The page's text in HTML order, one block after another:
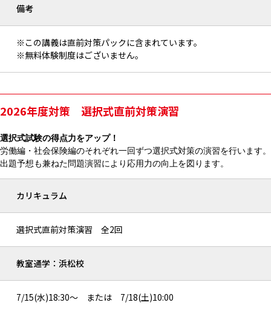
備考
※この講義は直前対策パックに含まれています。
※無料体験制度はございません。
2026年度対策 選択式直前対策演習
選択式試験の得点力をアップ！
労働編・社会保険編のそれぞれ一回ずつ選択式対策の演習を行います。
出題予想も兼ねた問題演習により応用力の向上を図ります。
カリキュラム
選択式直前対策演習 全2回
教室通学：浜松校
7/15(水)18:30～ または 7/18(土)10:00